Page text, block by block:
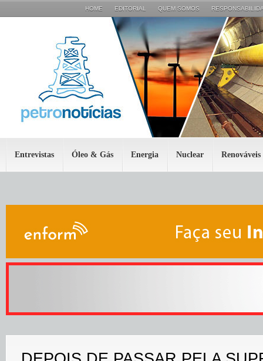
HOME EDITORIAL QUEM SOMOS
Entrevistas Óleo & Gás Energia Nuclear Renováveis